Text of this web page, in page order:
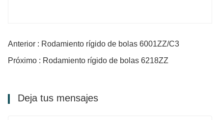
Anterior : Rodamiento rígido de bolas 6001ZZ/C3
Próximo : Rodamiento rígido de bolas 6218ZZ
Deja tus mensajes